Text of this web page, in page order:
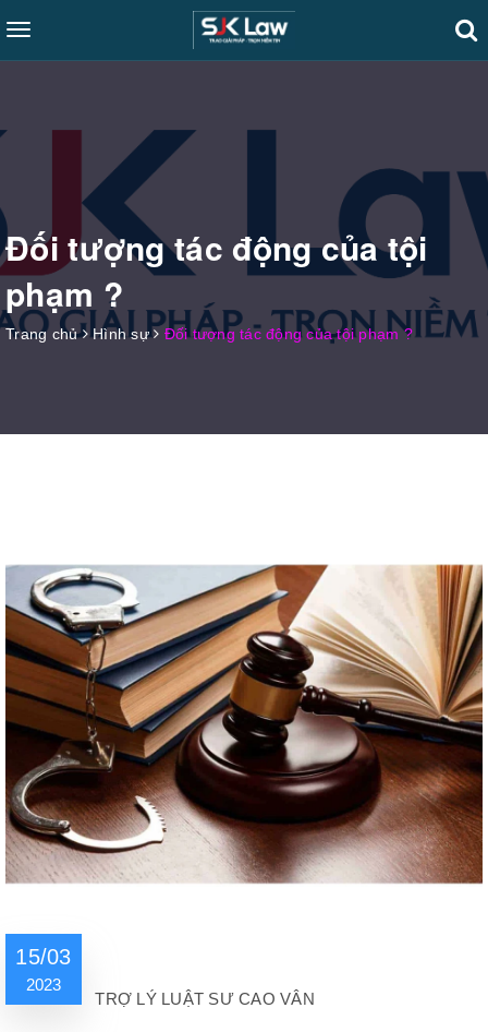
Toggle
navigation
Đối tượng tác động của tội
phạm ?
Trang chủ Hình sự Đối tượng tác động của tội phạm ?
15/03
2023
TRỢ LÝ LUẬT SƯ CAO VÂN